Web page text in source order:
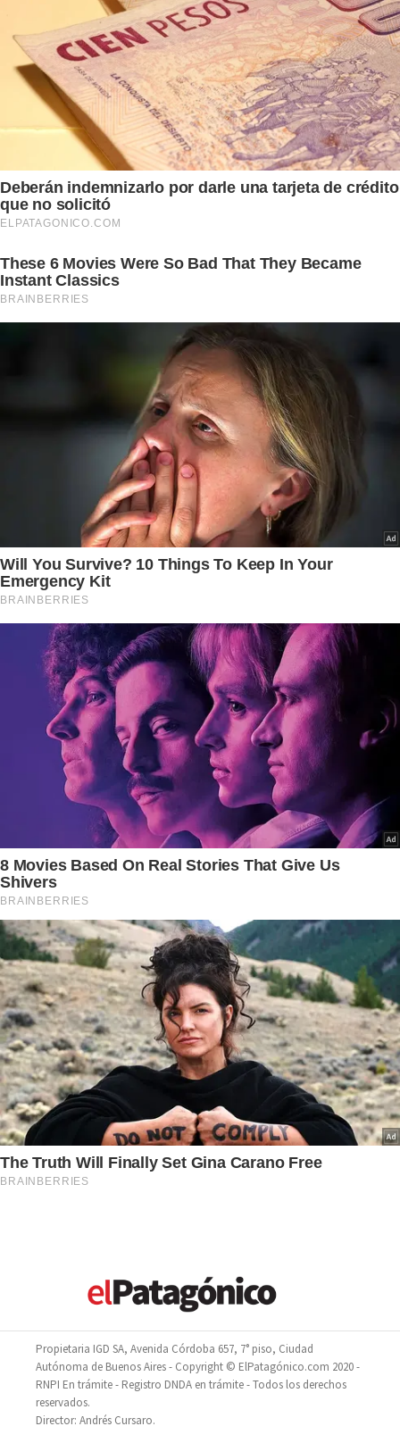
Propietaria IGD SA, Avenida Córdoba 657, 7° piso, Ciudad
Autónoma de Buenos Aires - Copyright © ElPatagónico.com 2020 -
RNPI En trámite - Registro DNDA en trámite - Todos los derechos
reservados.
Director: Andrés Cursaro.